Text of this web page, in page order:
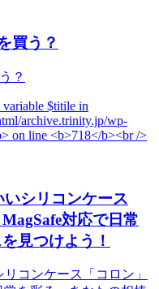
買う？
いシリコンケース
対応で日常
見つけよう！